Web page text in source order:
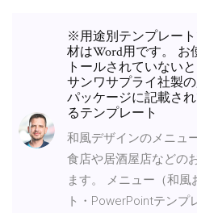
※用途別テンプレー
材はWord用です。 お
トールされていない
サンワサプライ社製
パッケージに記載さ
るテンプレート
和風デザインのメニュ
食店や居酒屋店などの
ます。 メニュー（和風
ト・PowerPointテンプ